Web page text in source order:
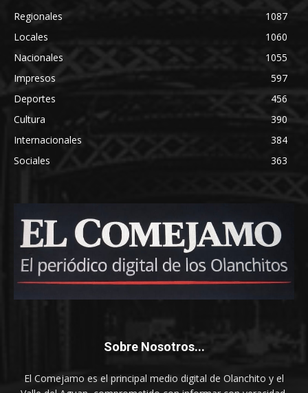
Regionales
1087
Locales
1060
Nacionales
1055
Impresos
597
Deportes
456
Cultura
390
Internacionales
384
Sociales
363
Sobre Nosotros...
El Comejamo es el principal medio digital de Olanchito y el